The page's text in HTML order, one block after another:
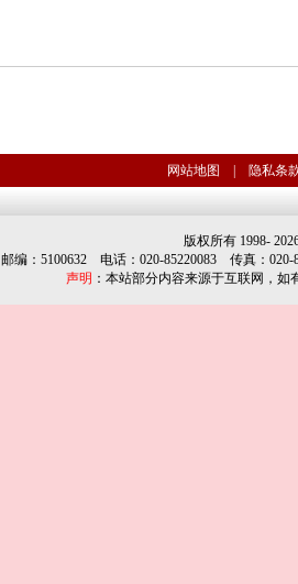
网站地图 隐私条
版权所有 1998-
邮编：5100632 电话：020-85220083 传真：
声明 ：本站部分内容来源于互联网，如